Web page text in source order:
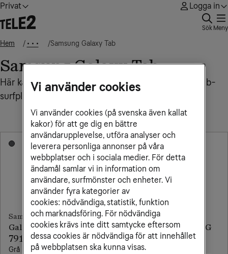
Privat Logga in
Sök Meny
Hem • • • Samsung Galaxy Tab
Samsung Galaxy Tab
Här kan du som är kund hos oss köpa en Galaxy Tab-
surfplatta
Samsung
Galaxy Tab S11 Ultra 5G
791 kr/mån
Grå
Samsung
Galaxy Tab S10 Lite 5G
241 kr/mån
Grå
Vi använder cookies
Vi använder cookies (på svenska även kallat
kakor) för att ge dig en bättre
användarupplevelse, utföra analyser och
leverera personliga annonser på våra
webbplatser och i sociala medier. För detta
ändamål samlar vi in information om
användare, surfmönster och enheter. Vi
använder fyra kategorier av
cookies: nödvändiga, statistik, funktion
och marknadsföring. För nödvändiga
cookies krävs inte ditt samtycke eftersom
dessa cookies är nödvändiga för att innehållet
på webbplatsen ska kunna visas.